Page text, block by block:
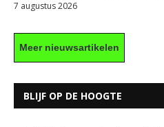
7 augustus 2026
Meer nieuwsartikelen
BLIJF OP DE HOOGTE